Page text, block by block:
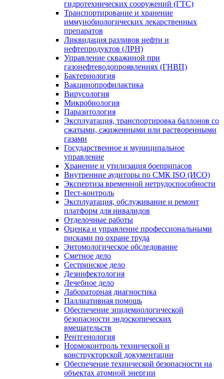
гидротехнических сооружений (ГТС)
Транспортирование и хранение
иммунобиологических лекарственных
препаратов
Ликвидация разливов нефти и
нефтепродуктов (ЛРН)
Управление скважиной при
газонефтеводопроявлениях (ГНВП)
Бактериология
Вакцинопрофилактика
Вирусология
Микробиология
Паразитология
Эксплуатация, транспортировка баллонов со
сжатыми, сжиженными или растворенными
газами
Государственное и муниципальное
управление
Хранение и утилизация боеприпасов
Внутренние аудиторы по СМК ISO (ИСО)
Экспертиза временной нетрудоспособности
Пест-контроль
Эксплуатация, обслуживание и ремонт
платформ для инвалидов
Отделочные работы
Оценка и управление профессиональными
рисками по охране труда
Энтомологическое обследование
Сметное дело
Сестринское дело
Дезинфектология
Лечебное дело
Лабораторная диагностика
Паллиативная помощь
Обеспечение эпидемиологической
безопасности эндоскопических
вмешательств
Рентгенология
Нормоконтроль технической и
конструкторской документации
Обеспечение технической безопасности на
объектах атомной энергии